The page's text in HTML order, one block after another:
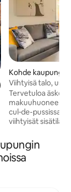
arvio 4,77/5,
Kohde
h
Viihtyisä talo,
Tervetuloa
makuuhuoneen
cul‑de-pussissa.
viihtyisät sisätilat
raitiovaunu- ja
säännöllinen 15
kaupungin